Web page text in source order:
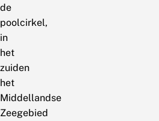
de
poolcirkel,
in
het
zuiden
het
Middellandse
Zeegebied